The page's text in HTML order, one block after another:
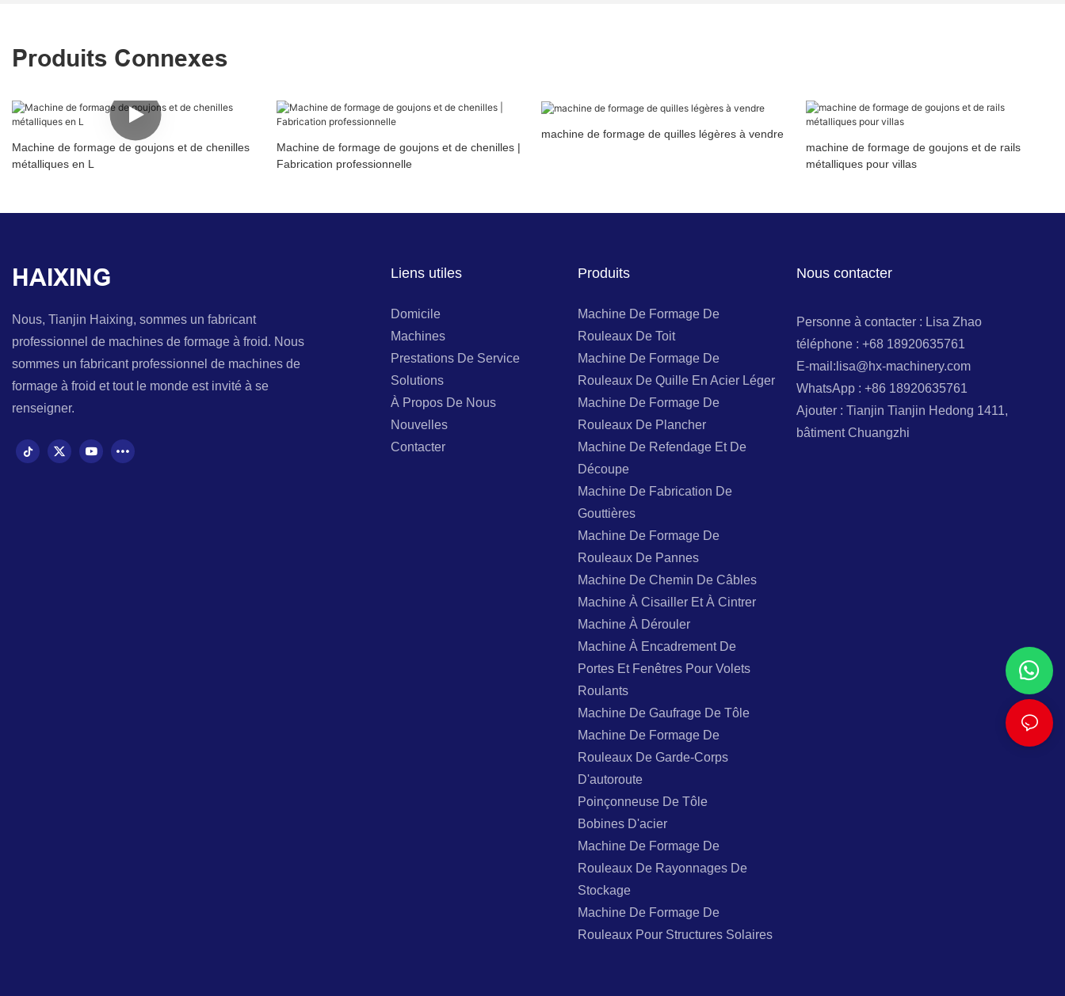
Produits Connexes
Machine de formage de goujons et de chenilles
métalliques en L
Machine de formage de goujons et de chenilles |
Fabrication professionnelle
machine de formage de quilles légères à vendre
machine de formage de goujons et de rails
métalliques pour villas
HAIXING
Nous, Tianjin Haixing, sommes un fabricant
professionnel de machines de formage à froid. Nous
sommes un fabricant professionnel de machines de
formage à froid et tout le monde est invité à se
renseigner.
Liens utiles
Domicile
Machines
Prestations De Service
Solutions
À Propos De Nous
Nouvelles
Contacter
Produits
Machine De Formage De
Rouleaux De Toit
Machine De Formage De
Rouleaux De Quille En Acier Léger
Machine De Formage De
Rouleaux De Plancher
Machine De Refendage Et De
Découpe
Machine De Fabrication De
Gouttières
Machine De Formage De
Rouleaux De Pannes
Machine De Chemin De Câbles
Machine À Cisailler Et À Cintrer
Machine À Dérouler
Machine À Encadrement De
Portes Et Fenêtres Pour Volets
Roulants
Machine De Gaufrage De Tôle
Machine De Formage De
Rouleaux De Garde-Corps
D'autoroute
Poinçonneuse De Tôle
Bobines D'acier
Machine De Formage De
Rouleaux De Rayonnages De
Stockage
Machine De Formage De
Rouleaux Pour Structures Solaires
Nous contacter
Personne à contacter : Lisa Zhao
téléphone : +68 18920635761
E-mail:lisa@hx-machinery.com
WhatsApp : +86 18920635761
Ajouter : Tianjin Tianjin Hedong 1411,
bâtiment Chuangzhi